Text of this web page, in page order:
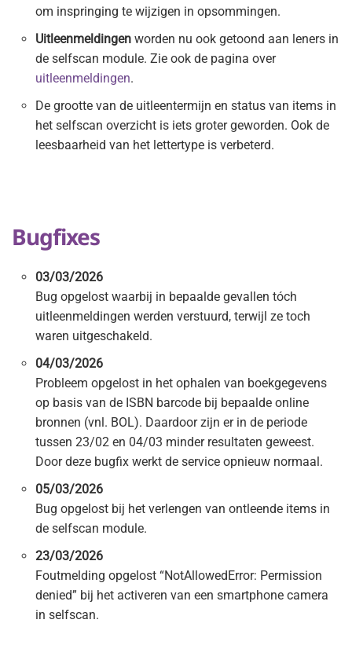
om inspringing te wijzigen in opsommingen.
Uitleenmeldingen worden nu ook getoond aan leners in
de selfscan module. Zie ook de pagina over
uitleenmeldingen.
De grootte van de uitleentermijn en status van items in
het selfscan overzicht is iets groter geworden. Ook de
leesbaarheid van het lettertype is verbeterd.
Bugfixes
03/03/2026
Bug opgelost waarbij in bepaalde gevallen tóch
uitleenmeldingen werden verstuurd, terwijl ze toch
waren uitgeschakeld.
04/03/2026
Probleem opgelost in het ophalen van boekgegevens
op basis van de ISBN barcode bij bepaalde online
bronnen (vnl. BOL). Daardoor zijn er in de periode
tussen 23/02 en 04/03 minder resultaten geweest.
Door deze bugfix werkt de service opnieuw normaal.
05/03/2026
Bug opgelost bij het verlengen van ontleende items in
de selfscan module.
23/03/2026
Foutmelding opgelost “NotAllowedError: Permission
denied” bij het activeren van een smartphone camera
in selfscan.